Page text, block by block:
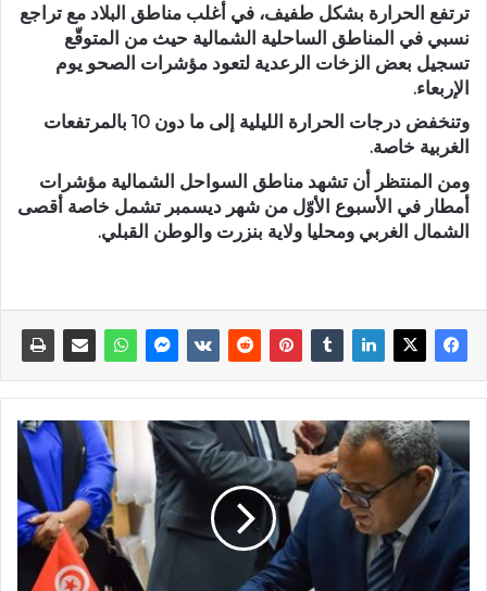
ترتفع الحرارة بشكل طفيف، في أغلب مناطق البلاد مع تراجع
نسبي في المناطق الساحلية الشمالية حيث من المتوقّع
تسجيل بعض الزخات الرعدية لتعود مؤشرات الصحو يوم
الإربعاء.
وتنخفض درجات الحرارة الليلية إلى ما دون 10 بالمرتفعات
الغربية خاصة.
ومن المنتظر أن تشهد مناطق السواحل الشمالية مؤشرات
أمطار في الأسبوع الأوّل من شهر ديسمبر تشمل خاصة أقصى
الشمال الغربي ومحليا ولاية بنزرت والوطن القبلي.